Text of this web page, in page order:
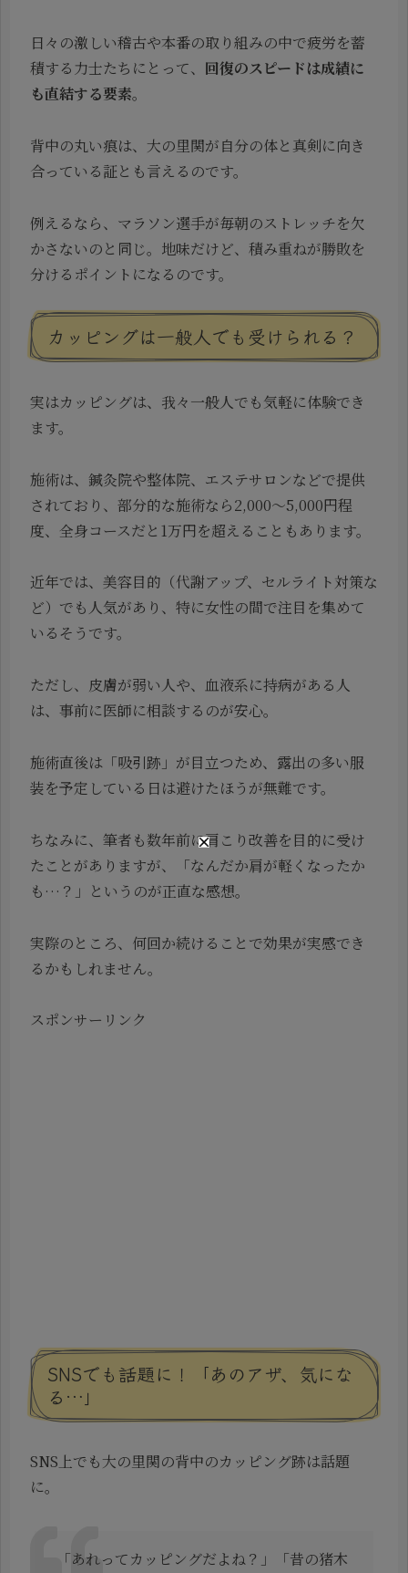
日々の激しい稽古や本番の取り組みの中で疲労を蓄
積する力士たちにとって、 回復のスピードは成績に
も直結する要素。
背中の丸い痕は、大の里関が自分の体と真剣に向き
合っている証とも言えるのです。
例えるなら、マラソン選手が毎朝のストレッチを欠
かさないのと同じ。地味だけど、積み重ねが勝敗を
分けるポイントになるのです。
カッピングは一般人でも受けられる？
実はカッピングは、我々一般人でも気軽に体験でき
ます。
施術は、鍼灸院や整体院、エステサロンなどで提供
されており、部分的な施術なら2,000〜5,000円程
度、全身コースだと1万円を超えることもあります。
近年では、美容目的（代謝アップ、セルライト対策な
ど）でも人気があり、特に女性の間で注目を集めて
いるそうです。
ただし、皮膚が弱い人や、血液系に持病がある人
は、事前に医師に相談するのが安心。
施術直後は「吸引跡」が目立つため、露出の多い服
装を予定している日は避けたほうが無難です。
ちなみに、筆者も数年前に肩こり改善を目的に受け
たことがありますが、「なんだか肩が軽くなったか
も…？」というのが正直な感想。
実際のところ、何回か続けることで効果が実感でき
るかもしれません。
スポンサーリンク
SNSでも話題に！「あのアザ、気にな
る…」
SNS上でも大の里関の背中のカッピング跡は話題
に。
「あれってカッピングだよね？」「昔の猪木